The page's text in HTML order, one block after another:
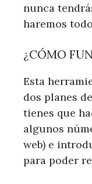
nunca
haremos
¿CÓMO
Esta
dos planes
tienes que
algunos
web) e
para poder